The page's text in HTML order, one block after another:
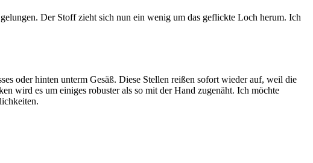
Der Stoff zieht sich nun ein wenig um das geflickte Loch herum. Ich
oder hinten unterm Gesäß. Diese Stellen reißen sofort wieder auf, weil die
wird es um einiges robuster als so mit der Hand zugenäht. Ich möchte